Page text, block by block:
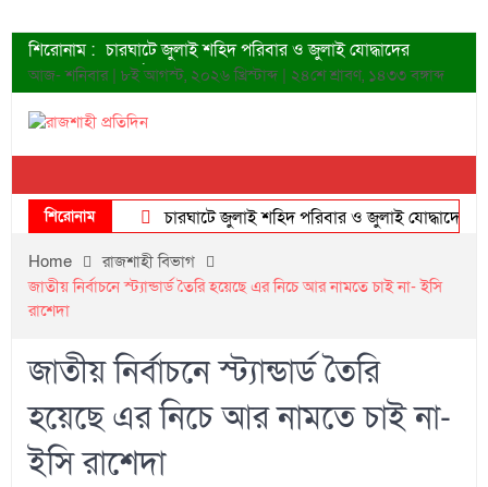
শিরোনাম : চারঘাটে জুলাই শহিদ পরিবার ও জুলাই যোদ্ধাদের
সংবর্ধনা
শহীদদের প্রত্যাশা এখনো পূরণ হয়নি: ডা. শফিকুর রহমান
ত্বক ভালো রাখতে যে ৫ কাজ করবেন
শাহরুখের নতুন সিনেমার লুক
কোয়ার্টার ফাইনালে নেইমারের দুর্দান্ত অ্যাসিস্টে সান্তোস
জুলাই শহিদদের আত্মত্যাগ জাতি চিরকাল শ্রদ্ধার সাথে
স্মরণ করবে: ভূমিমন্ত্রী
আজ- শনিবার | ৮ই আগস্ট, ২০২৬ খ্রিস্টাব্দ | ২৪শে শ্রাবণ, ১৪৩৩ বঙ্গাব্দ
শিরোনাম চারঘাটে জুলাই শহিদ পরিবার ও জুলাই যোদ্ধাদের
Home
রাজশাহী বিভাগ
জাতীয় নির্বাচনে স্ট্যান্ডার্ড তৈরি হয়েছে এর নিচে আর নামতে চাই না- ইসি
রাশেদা
জাতীয় নির্বাচনে স্ট্যান্ডার্ড তৈরি
হয়েছে এর নিচে আর নামতে চাই না-
ইসি রাশেদা